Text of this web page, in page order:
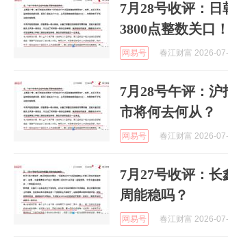
7月28号收评：
3800点整数关口
网易号 春江财富 2026-
7月28号午评：沪
市将何去何从？
网易号 春江财富 2026-
7月27号收评：
周能稳吗？
网易号 春江财富 2026-